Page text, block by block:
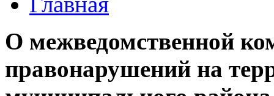
О межведомственной
правонарушений на